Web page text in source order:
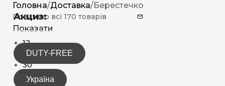
Акциз:
DUTY-FREE
Україна
Головна/Доставка/Берестечко
Показано всі 170 товарів
Показати
12
15
30